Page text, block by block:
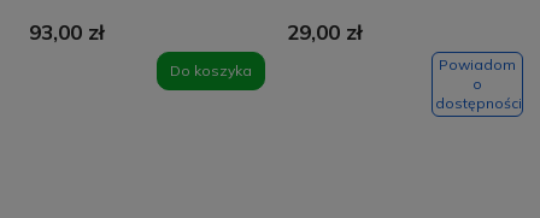
93,00 zł
Do koszyka
29,00 zł
Powiadom
o
dostępności